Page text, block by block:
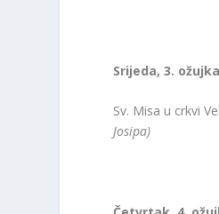
Srijeda, 3. ožujka
Sv. Misa u crkvi
Josipa)